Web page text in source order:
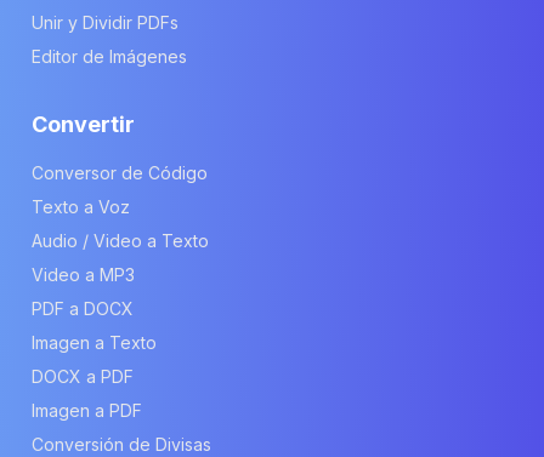
Unir y Dividir PDFs
Editor de Imágenes
Convertir
Conversor de Código
Texto a Voz
Audio / Video a Texto
Video a MP3
PDF a DOCX
Imagen a Texto
DOCX a PDF
Imagen a PDF
Conversión de Divisas